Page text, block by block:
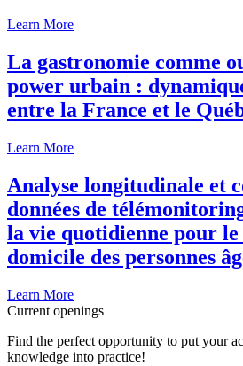
Learn More
La gastronomie comme
power urbain :
entre la France et le
Learn More
Analyse longitudinale et
données de
la vie quotidienne pour
domicile des personnes
Learn More
Current openings
Find the perfect opportunity to put your
knowledge into practice!